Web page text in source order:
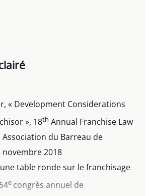
« Development Considerations
», 18th Annual Franchise Law
Association du Barreau de
novembre 2018
table ronde sur le franchisage
e congrès annuel de